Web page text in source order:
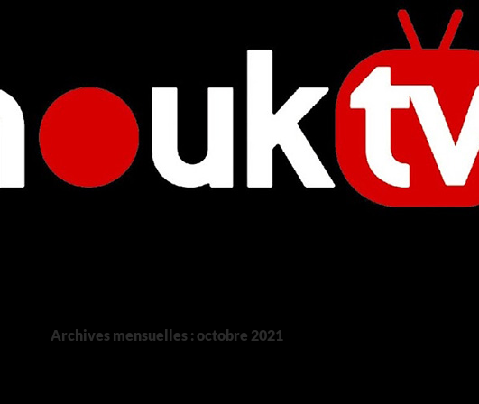
Archives mensuelles : octobre 2021